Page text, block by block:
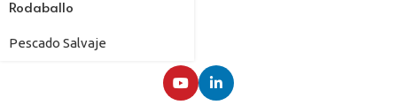
Rodaballo
Pescado Salvaje